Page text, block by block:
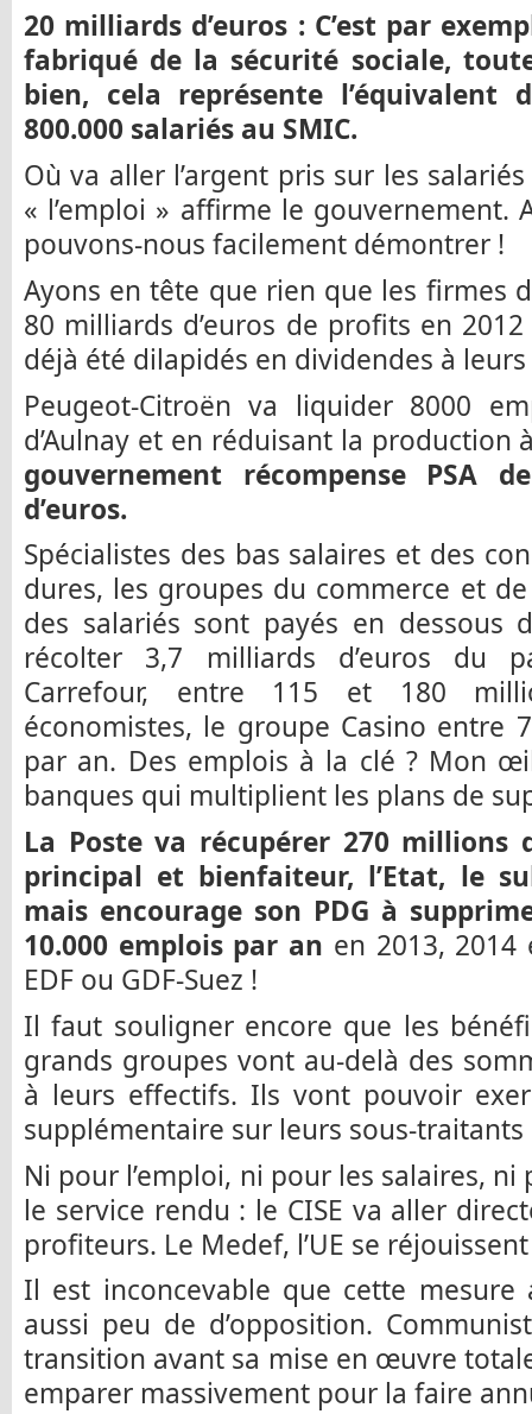
20 milliards d’euros : C’est par
fabriqué de la sécurité sociale,
bien, cela représente l’équivalent
800.000 salariés au SMIC.
Où va aller l’argent pris sur les
« l’emploi » affirme le gouvernement.
pouvons-nous facilement démontrer !
Ayons en tête que rien que les firmes
80 milliards d’euros de profits en
déjà été dilapidés en dividendes à
Peugeot-Citroën va liquider 8000
d’Aulnay et en réduisant la production
gouvernement récompense PSA
d’euros.
Spécialistes des bas salaires et des
dures, les groupes du commerce et
des salariés sont payés en dessous
récolter 3,7 milliards d’euros du
Carrefour, entre 115 et 180
économistes, le groupe Casino entre
par an. Des emplois à la clé ? Mon
banques qui multiplient les plans de
La Poste va récupérer 270 millions
principal et bienfaiteur, l’Etat, le
mais encourage son PDG à
10.000 emplois par an en 2013,
EDF ou GDF-Suez !
Il faut souligner encore que les
grands groupes vont au-delà des
à leurs effectifs. Ils vont pouvoir
supplémentaire sur leurs sous-traitants
Ni pour l’emploi, ni pour les salaires,
le service rendu : le CISE va aller
profiteurs. Le Medef, l’UE se
Il est inconcevable que cette mesure
aussi peu de d’opposition.
transition avant sa mise en œuvre
emparer massivement pour la faire